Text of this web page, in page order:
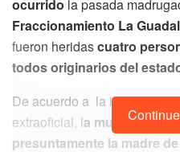
ocurrido la pasada
Fraccionamiento La
fueron heridascuatro
todos originarios del
De acuerdo a la información
extraoficial, la mujer
presuntamente la madre